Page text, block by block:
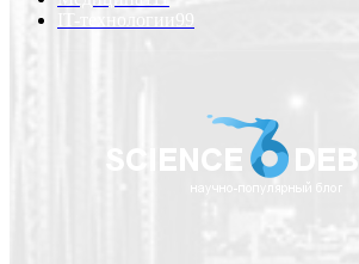
IT-технологии99